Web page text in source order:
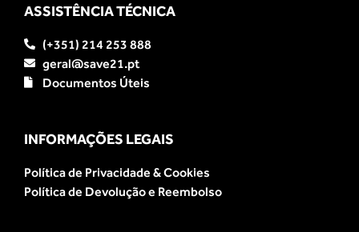
ASSISTÊNCIA TÉCNICA
(+351) 214 253 888
geral@save21.pt
Documentos Úteis
INFORMAÇÕES LEGAIS
Política de Privacidade & Cookies
Política de Devolução e Reembolso